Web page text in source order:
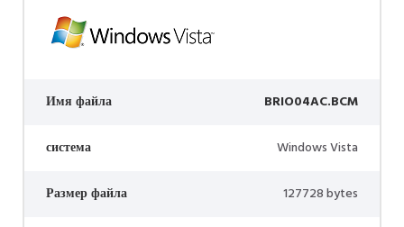
Имя файла BRIO04AC.BCM
система Windows Vista
Размер файла 127728 bytes